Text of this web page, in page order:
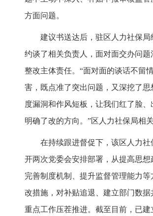
方面问题。
建议书送达后，驻区人力社保局
约谈了相关负责人，面对面交办问题
整改主体责任。“面对面的谈话不留
害，既点准了突出问题，又深挖了思
度漏洞和作风短板，让我们红了脸、
明确了改的方向。”区人力社保局相
在持续跟进督促下，该区人力社
开两次党委会安排部署，从提高思想
完善制度机制、提升监督管理能力等
改措施，对补贴追退、建立部门数据
重点工作压茬推进。截至目前，已建